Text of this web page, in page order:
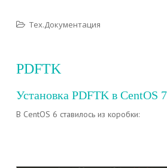
Тех.Документация
PDFTK
Установка PDFTK в CentOS 7
В CentOS 6 ставилось из коробки: